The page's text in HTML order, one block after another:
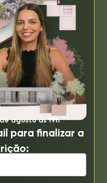
agosto às 19h
para finalizar a